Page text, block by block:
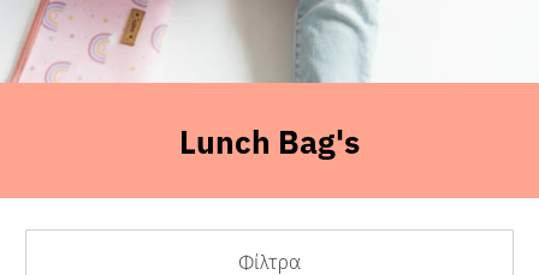
Sales
Lunch Bag's
Φίλτρα